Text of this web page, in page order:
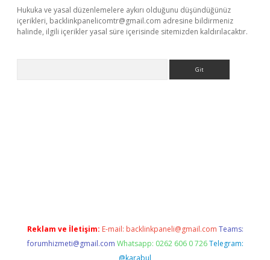
Hukuka ve yasal düzenlemelere aykırı olduğunu düşündüğünüz
içerikleri, backlinkpanelicomtr@gmail.com adresine bildirmeniz
halinde, ilgili içerikler yasal süre içerisinde sitemizden kaldırılacaktır.
Reklam ve İletişim: E-mail: backlinkpaneli@gmail.com Teams:
forumhizmeti@gmail.com Whatsapp: 0262 606 0 726 Telegram:
@karabul